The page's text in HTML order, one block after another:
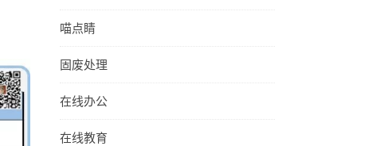
喵点睛
固废处理
在线办公
在线教育